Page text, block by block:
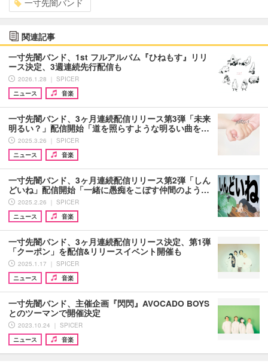
関連記事
一寸先闇バンド、1st フルアルバム『ひねもす』リリ
ース決定、3週連続先行配信も
2026.1.28 ｜ SPICER
ニュース
音楽
一寸先闇バンド、3ヶ月連続配信リリース第3弾「未来
明るい？」配信開始「道を照らすような明るい曲を…
2025.3.26 ｜ SPICER
ニュース
音楽
一寸先闇バンド、3ヶ月連続配信リリース第2弾「しん
どいね」配信開始「一緒に愚痴をこぼす仲間のよう…
2025.2.26 ｜ SPICER
ニュース
音楽
一寸先闇バンド、3ヶ月連続配信リリース決定、第1弾
「クーポン」を配信&リリースイベント開催も
2025.1.17 ｜ SPICER
ニュース
音楽
一寸先闇バンド、主催企画『閃閃』AVOCADO BOYS
とのツーマンで開催決定
2023.10.24 ｜ SPICER
ニュース
音楽